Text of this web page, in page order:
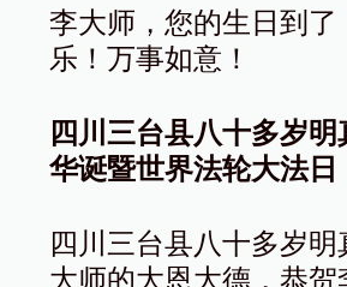
李大师，您的生日到
乐！万事如意！
四川三台县八十多岁
华诞暨世界法轮大法日
四川三台县八十多岁
大师的大恩大德，恭